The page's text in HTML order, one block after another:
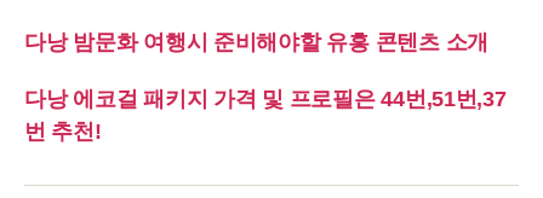
다낭 밤문화 여행시 준비해야할 유흥 콘텐츠 소개
다낭 에코걸 패키지 가격 및 프로필은 44번,51번,37
번 추천!